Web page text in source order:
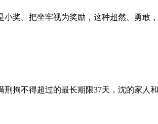
奖。把坐牢视为奖励，这种超然、勇敢
拘不得超过的最长期限37天，沈的家人